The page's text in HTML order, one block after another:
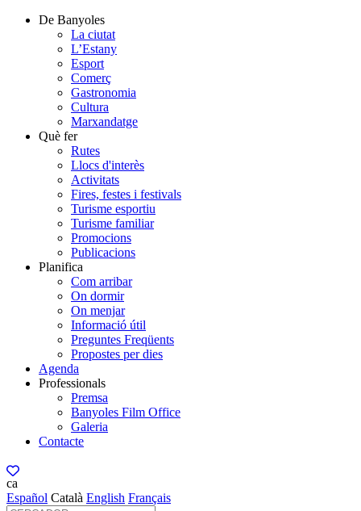
De Banyoles
La ciutat
L’Estany
Esport
Comerç
Gastronomia
Cultura
Marxandatge
Què fer
Rutes
Llocs d'interès
Activitats
Fires, festes i festivals
Turisme esportiu
Turisme familiar
Promocions
Publicacions
Planifica
Com arribar
On dormir
On menjar
Informació útil
Preguntes Freqüents
Propostes per dies
Agenda
Professionals
Premsa
Banyoles Film Office
Galeria
Contacte
ca
Español Català English Français